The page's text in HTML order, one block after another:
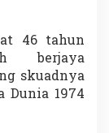
46 tahun
berjaya
skuadnya
Dunia 1974